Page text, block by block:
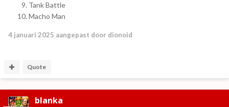
Tank Battle
Macho Man
4 januari 2025 aangepast door dionoid
Quote
blanka